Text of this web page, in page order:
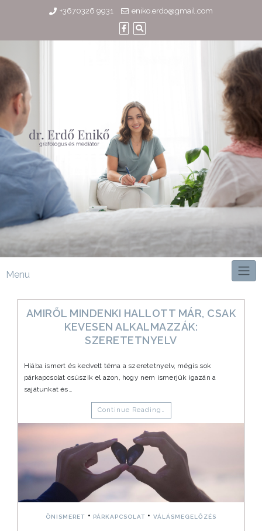
content
+3670326 9931 eniko.erdo@gmail.com
Menu
AMIRŐL MINDENKI HALLOTT MÁR, CSAK
KEVESEN ALKALMAZZÁK:
SZERETETNYELV
Hiába ismert és kedvelt téma a szeretetnyelv, mégis sok
párkapcsolat csúszik el azon, hogy nem ismerjük igazán a
sajátunkat és…
Continue Reading…
ÖNISMERET • PÁRKAPCSOLAT • VÁLÁSMEGELŐZÉS